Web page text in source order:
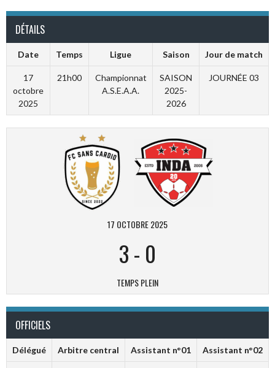
DÉTAILS
Date Temps Ligue Saison Jour de match
17
octobre
2025
21h00
Championnat
A.S.E.A.A.
SAISON
2025-
2026
JOURNÉE 03
17 OCTOBRE 2025
3- 0
TEMPS PLEIN
OFFICIELS
Délégué Arbitre central Assistant n°01 Assistant n°02